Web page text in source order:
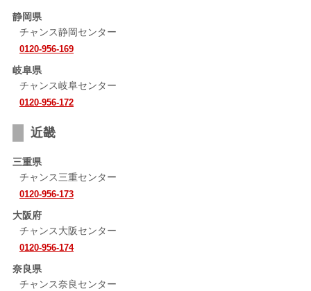
静岡県
チャンス静岡センター
0120-956-169
岐阜県
チャンス岐阜センター
0120-956-172
近畿
三重県
チャンス三重センター
0120-956-173
大阪府
チャンス大阪センター
0120-956-174
奈良県
チャンス奈良センター